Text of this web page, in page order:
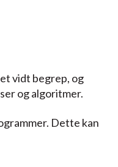
vidt begrep, og
og algoritmer.
Dette kan